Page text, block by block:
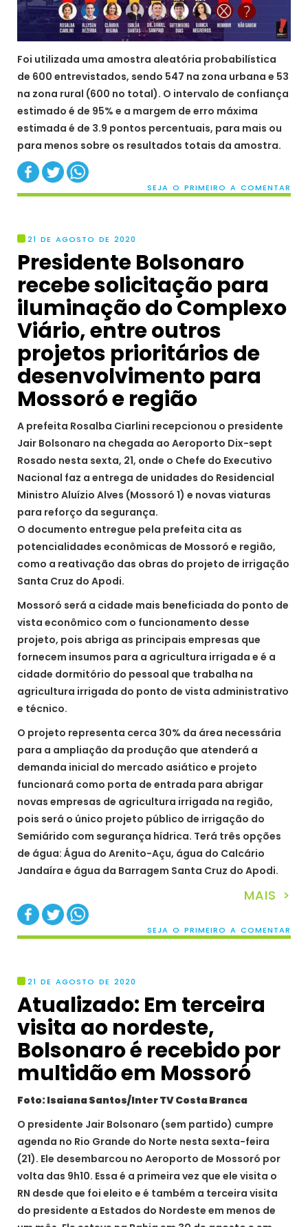
Foi utilizada uma amostra aleatória probabilística
de 600 entrevistados, sendo 547 na zona urbana e 53
na zona rural (600 no total). O intervalo de confiança
estimado é de 95% e a margem de erro máxima
estimada é de 3.9 pontos percentuais, para mais ou
para menos sobre os resultados totais da amostra.
SEJA O PRIMEIRO A COMENTAR
21 DE AGOSTO DE 2020
Presidente Bolsonaro
recebe solicitação para
iluminação do Complexo
Viário, entre outros
projetos prioritários de
desenvolvimento para
Mossoró e região
A prefeita Rosalba Ciarlini recepcionou o presidente
Jair Bolsonaro na chegada ao Aeroporto Dix-sept
Rosado nesta sexta, 21, onde o Chefe do Executivo
Nacional faz a entrega de unidades do Residencial
Ministro Aluízio Alves (Mossoró 1) e novas viaturas
para reforço da segurança.
O documento entregue pela prefeita cita as
potencialidades econômicas de Mossoró e região,
como a reativação das obras do projeto de irrigação
Santa Cruz do Apodi.
Mossoró será a cidade mais beneficiada do ponto de
vista econômico com o funcionamento desse
projeto, pois abriga as principais empresas que
fornecem insumos para a agricultura irrigada e é a
cidade dormitório do pessoal que trabalha na
agricultura irrigada do ponto de vista administrativo
e técnico.
O projeto representa cerca 30% da área necessária
para a ampliação da produção que atenderá a
demanda inicial do mercado asiático e projeto
funcionará como porta de entrada para abrigar
novas empresas de agricultura irrigada na região,
pois será o único projeto público de irrigação do
Semiárido com segurança hídrica. Terá três opções
de água: Água do Arenito-Açu, água do Calcário
Jandaíra e água da Barragem Santa Cruz do Apodi.
MAIS >
SEJA O PRIMEIRO A COMENTAR
21 DE AGOSTO DE 2020
Atualizado: Em terceira
visita ao nordeste,
Bolsonaro é recebido por
multidão em Mossoró
Foto: Isaiana Santos/Inter TV Costa Branca
O presidente Jair Bolsonaro (sem partido) cumpre
agenda no Rio Grande do Norte nesta sexta-feira
(21). Ele desembarcou no Aeroporto de Mossoró por
volta das 9h10. Essa é a primeira vez que ele visita o
RN desde que foi eleito e é também a terceira visita
do presidente a Estados do Nordeste em menos de